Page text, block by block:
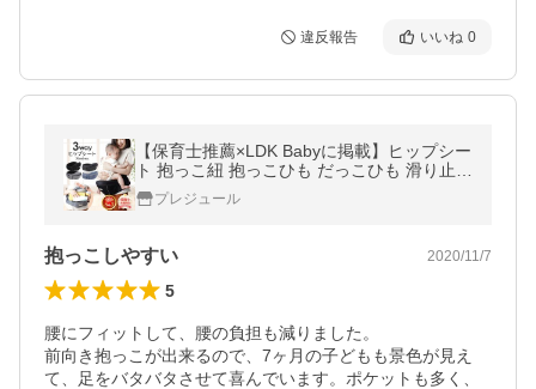
違反報告 いいね 0
【保育士推薦×LDK Babyに掲載】ヒップシー
ト 抱っこ紐 抱っこひも だっこひも 滑り止め
付 ウエストポーチ 赤ちゃん プレジュール バ
ッグ プレジュール 爆買
プレジュール
抱っこしやすい 2020/11/7
5
腰にフィットして、腰の負担も減りました。
前向き抱っこが出来るので、7ヶ月の子どもも景色が見え
て、足をバタバタさせて喜んでいます。ポケットも多く、